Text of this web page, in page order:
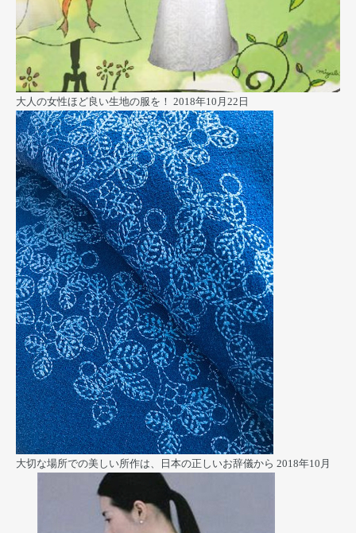
大人の女性ほど良い生地の服を！ 2018年10月22日
大切な場所での美しい所作は、日本の正しいお辞儀から 2018年10月